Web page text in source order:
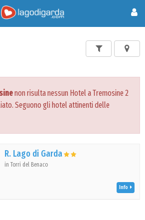
non risulta nessun Hotel a Tremosine 2
Seguono gli hotel attinenti delle
R. Lago di Garda
in Torri del Benaco
Info